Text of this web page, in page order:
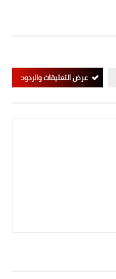
عرض التعليقات والردود